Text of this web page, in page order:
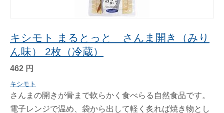
キシモト まるとっと さんま開き（みり
ん味） 2枚（冷蔵）
462 円
キシモト
さんまの開きが骨まで軟らかく食べらる自然食品です。
電子レンジで温め、袋から出して軽く炙れば焼き物とし